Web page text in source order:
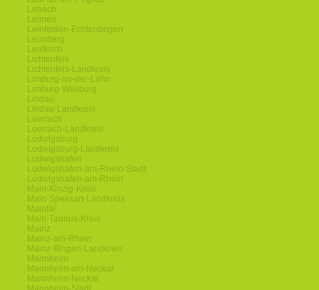
Lebach
Leimen
Leinfelden-Echterdingen
Leonberg
Leutkirch
Lichtenfels
Lichtenfels-Landkreis
Limburg-an-der-Lahn
Limburg-Weilburg
Lindau
Lindau-Landkreis
Loerrach
Loerrach-Landkreis
Ludwigsburg
Ludwigsburg-Landkreis
Ludwigshafen
Ludwigshafen-am-Rhein-Stadt
Ludwigshafen-am-Rhein
Main-Kinzig-Kreis
Main-Spessart-Landkreis
Maintal
Main-Taunus-Kreis
Mainz
Mainz-am-Rhein
Mainz-Bingen-Landkreis
Mannheim
Mannheim-am-Neckar
Mannheim-Neckar